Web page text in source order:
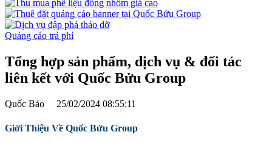
Quảng cáo trả phí
Tổng hợp sản phẩm, dịch vụ & đối tác
liên kết với Quốc Bửu Group
Quốc Bảo 25/02/2024 08:55:11
Giới Thiệu Về Quốc Bửu Group